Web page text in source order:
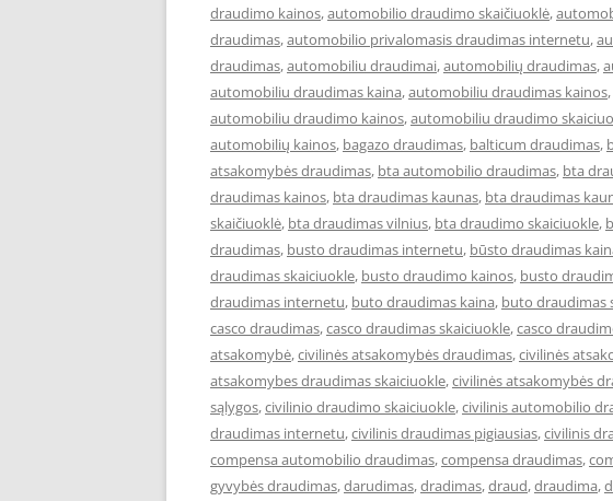
draudimo kainos,automobilio draudimo skaičiuoklė,
draudimas,automobilio privalomasis draudimas internetu,
draudimas,automobiliu draudimai,automobilių draudimas,
automobiliu draudimas kaina,automobiliu draudimas kainos,
automobiliu draudimo kainos,automobiliu draudimo
automobilių kainos, bagazo draudimas, balticum draudimas,
atsakomybės draudimas, bta automobilio draudimas, bta
draudimas kainos, bta draudimas kaunas, bta draudimas
skaičiuoklė, bta draudimas vilnius, bta draudimo skaiciuokle,
draudimas, busto draudimas internetu, būsto draudimas
draudimas skaiciuokle, busto draudimo kainos, busto
draudimas internetu, buto draudimas kaina, buto draudimas
casco draudimas,casco draudimas skaiciuokle,casco
atsakomybė,civilinės atsakomybės draudimas,civilinės
atsakomybes draudimas skaiciuokle,civilinės atsakomybės
sąlygos,civilinio draudimo skaiciuokle,civilinis automobilio
draudimas internetu,civilinis draudimas pigiausias,civilinis
compensa automobilio draudimas,compensa draudimas,
gyvybės draudimas,darudimas,dradimas,draud,draudima,